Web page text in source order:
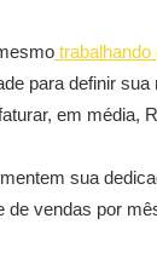
trabalhando
para definir
em média,
sua
de vendas por